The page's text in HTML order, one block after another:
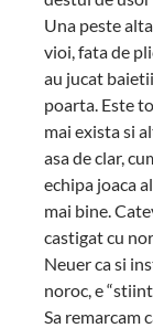
Una peste
vioi, fata de
au jucat
poarta. Este
mai exista si
asa de clar,
echipa joaca
mai bine.
castigat cu
Neuer ca si
noroc, e
Sa remarcam